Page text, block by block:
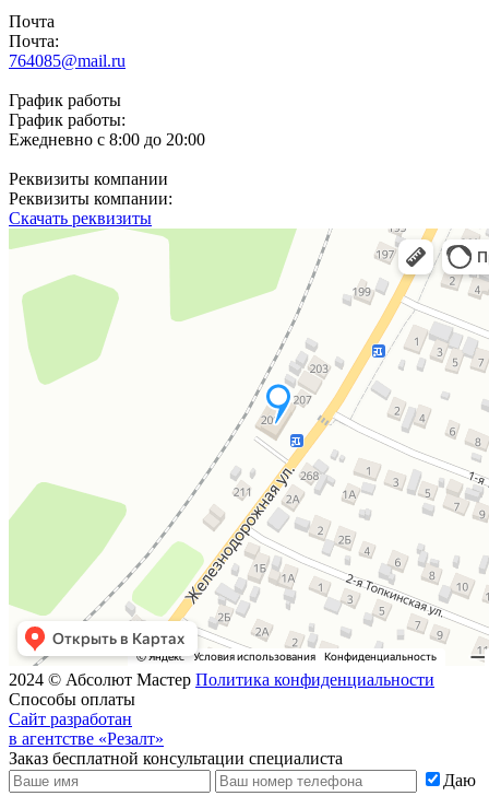
Почта
Почта:
764085@mail.ru
График работы
График работы:
Ежедневно с 8:00 до 20:00
Реквизиты компании
Реквизиты компании:
Скачать реквизиты
2024 © Абсолют Мастер Политика конфиденциальности
Способы оплаты
Сайт разработан
в агентстве «Резалт»
Заказ бесплатной консультации специалиста
Даю